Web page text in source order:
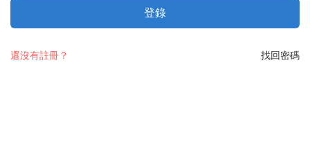
登錄
找回密碼
還沒有註冊？